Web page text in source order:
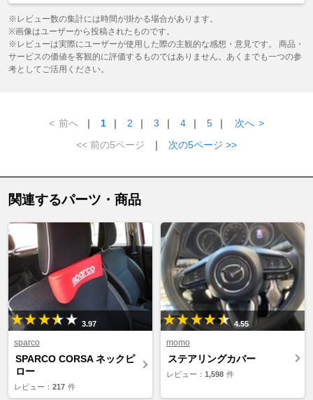
※レビュー数の集計には時間が掛かる場合があります。
※画像はユーザーから投稿されたものです。
※レビューは実際にユーザーが使用した際の主観的な感想・意見です。 商品・
サービスの価値を客観的に評価するものではありません。あくまでも一つの参
考としてご活用ください。
< 前へ ｜ 1 ｜ 2 ｜ 3 ｜ 4 ｜ 5 ｜ 次へ >
<< 前の5ページ
｜ 次の5ページ >>
関連するパーツ・商品
3.97
sparco
SPARCO CORSA ネックピ
ロー
レビュー： 217 件
4.55
momo
ステアリングカバー
レビュー： 1,598 件